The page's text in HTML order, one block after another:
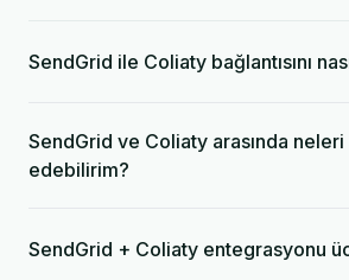
SendGrid ile Coliaty bağlantısını
SendGrid ve Coliaty arasında
edebilirim?
SendGrid + Coliaty entegrasyonu